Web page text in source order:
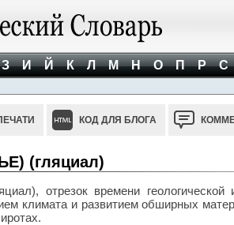
И Й К Л М Н О П Р С
КОД ДЛЯ БЛОГА
(гляциал)
отрезок времени геологической
климата и развитием обширных